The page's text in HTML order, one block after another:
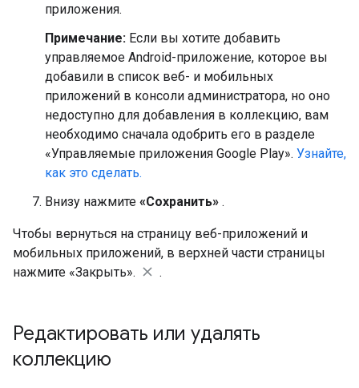
приложения.
Примечание: Если вы хотите добавить
управляемое Android-приложение, которое вы
добавили в список веб- и мобильных
приложений в консоли администратора, но оно
недоступно для добавления в коллекцию, вам
необходимо сначала одобрить его в разделе
«Управляемые приложения Google Play». Узнайте,
как это сделать.
Внизу нажмите «Сохранить» .
Чтобы вернуться на страницу веб-приложений и
мобильных приложений, в верхней части страницы
нажмите «Закрыть».
.
Редактировать или удалять
коллекцию